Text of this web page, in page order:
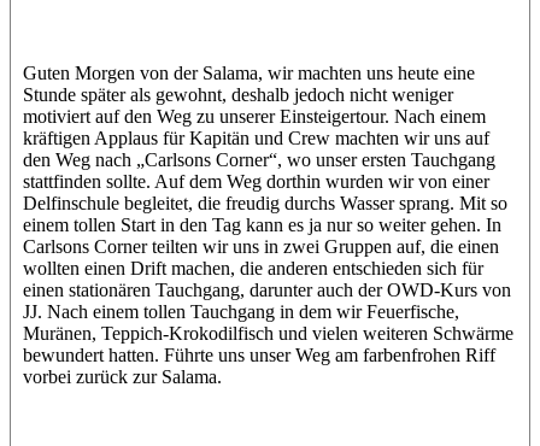
Guten Morgen von der Salama, wir machten uns heute eine
Stunde später als gewohnt, deshalb jedoch nicht weniger
motiviert auf den Weg zu unserer Einsteigertour. Nach einem
kräftigen Applaus für Kapitän und Crew machten wir uns auf
den Weg nach „Carlsons Corner“, wo unser ersten Tauchgang
stattfinden sollte. Auf dem Weg dorthin wurden wir von einer
Delfinschule begleitet, die freudig durchs Wasser sprang. Mit so
einem tollen Start in den Tag kann es ja nur so weiter gehen. In
Carlsons Corner teilten wir uns in zwei Gruppen auf, die einen
wollten einen Drift machen, die anderen entschieden sich für
einen stationären Tauchgang, darunter auch der OWD-Kurs von
JJ. Nach einem tollen Tauchgang in dem wir Feuerfische,
Muränen, Teppich-Krokodilfisch und vielen weiteren Schwärme
bewundert hatten. Führte uns unser Weg am farbenfrohen Riff
vorbei zurück zur Salama.